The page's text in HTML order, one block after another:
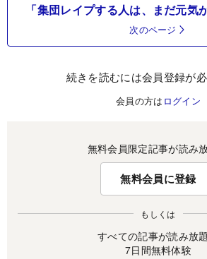
「集団レイプする人は、まだ元気
次のページ
続きを読むには会員登録が必
会員の方は ログイン
無料会員限定記事が読み
無料会員に登録
もしくは
すべての記事が読み放
7日間無料体験